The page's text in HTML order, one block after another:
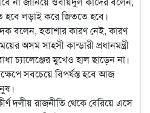
লড়াই করে জিততে হবে।
বলেন, হতাশার কারণ নেই, কারণ
অসম সাহসী কান্ডারী প্রধানমন্ত্রী
চ্যালেঞ্জের মুখেও হাল ছাড়েন না।
সবচেয়ে বিপর্যস্ত হবে আজ
দলীয় রাজনীতি থেকে বেরিয়ে এসে